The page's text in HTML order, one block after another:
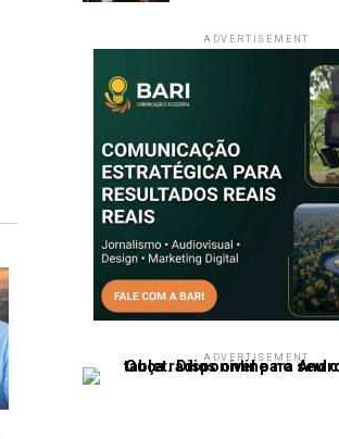
ADVERTISEMENT
ADVERTISEMENT